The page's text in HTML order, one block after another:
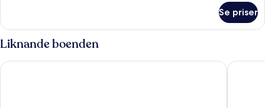
rökare
-
havsutsikt
dubbelrum
eller
tvåbäddsrum
1
Se priser
Liknande boenden
Aydinbey Gold Dreams - Ultra All Inclusive SEY